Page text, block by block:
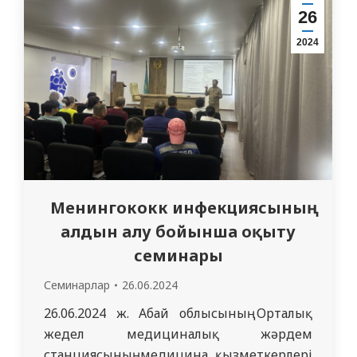
кафедраның ғылыми қызметі мен
жетістіктері туралы презентация
ұсынылады. Академиялық және
клиникалық тәлімгерлер құрамы
ұсынылған. Қорытындылай келе,…
26
2024
Менингококк инфекциясының
алдын алу бойынша оқыту
семинары
Семинарлар 26.06.2024
26.06.2024 ж. Абай облысының Орталық
жедел медициналық жәрдем